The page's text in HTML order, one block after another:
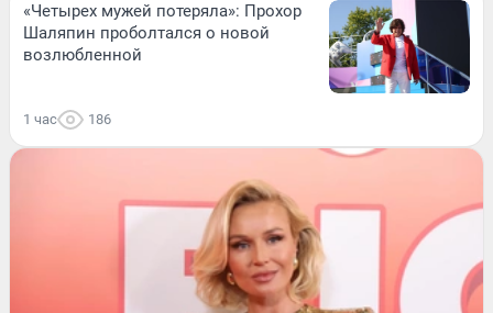
«Четырех мужей потеряла»: Прохор
Шаляпин проболтался о новой
возлюбленной
1 час 186